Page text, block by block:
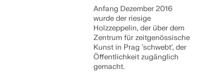
Anfang Dezember 2016
wurde der riesige
Holzzeppelin, der über dem
Zentrum für zeitgenössische
Kunst in Prag 'schwebt', der
Öffentlichkeit zugänglich
gemacht.